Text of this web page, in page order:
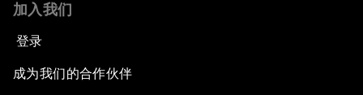
加入我们
登录
成为我们的合作伙伴